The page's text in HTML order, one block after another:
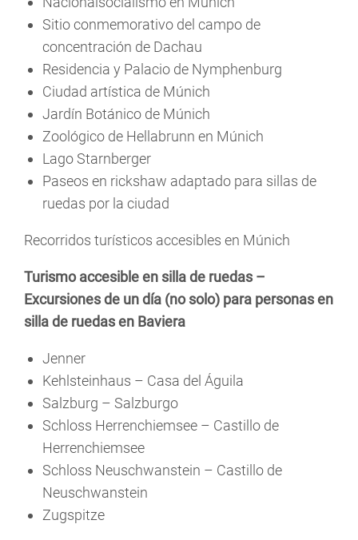
Sitio conmemorativo del campo de
concentración de Dachau
Residencia y Palacio de Nymphenburg
Ciudad artística de Múnich
Jardín Botánico de Múnich
Zoológico de Hellabrunn en Múnich
Lago Starnberger
Paseos en rickshaw adaptado para sillas de
ruedas por la ciudad
Recorridos turísticos accesibles en Múnich
Turismo accesible en silla de ruedas –
Excursiones de un día (no solo) para personas en
silla de ruedas en Baviera
Jenner
Kehlsteinhaus – Casa del Águila
Salzburg – Salzburgo
Schloss Herrenchiemsee – Castillo de
Herrenchiemsee
Schloss Neuschwanstein – Castillo de
Neuschwanstein
Zugspitze